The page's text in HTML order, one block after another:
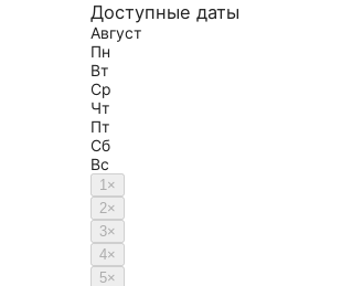
Доступные даты
Август
Пн
Вт
Ср
Чт
Пт
Сб
Вс
1×
2×
3×
4×
5×